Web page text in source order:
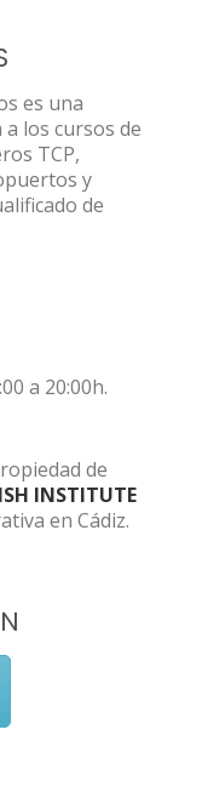
es una
a los cursos de
TCP,
y
de
a 20:00h.
de
INSTITUTE
en Cádiz.